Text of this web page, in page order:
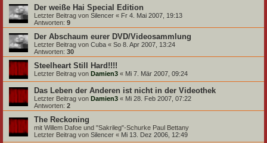
Der weiße Hai Special Edition
Letzter Beitrag von Silencer « Fr 4. Mai 2007, 19:13
Antworten: 9
Der Abschaum eurer DVD/Videosammlung
Letzter Beitrag von Cuba « So 8. Apr 2007, 13:24
Antworten: 30
Steelheart Still Hard!!!!
Letzter Beitrag von Damien3 « Mi 7. Mär 2007, 09:24
Das Leben der Anderen ist nicht in der Videothek
Letzter Beitrag von Damien3 « Mi 28. Feb 2007, 07:22
Antworten: 2
The Reckoning
mit Willem Dafoe und "Sakrileg"-Schurke Paul Bettany
Letzter Beitrag von Silencer « Mi 13. Dez 2006, 12:49